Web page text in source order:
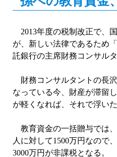
2013年度の税制改正で、
が、新しい法律であるため
託銀行の主席財務コンサル
財務コンサルタントの長
なっている今、財産が滞留
が軽くなれば、それで浮い
教育資金の一括贈与では
人に対して1500万円なので
3000万円が非課税となる。